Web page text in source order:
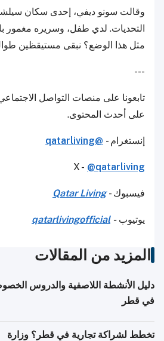
وقالت سونو ديفي، إحدى سكان
التحديات. لدي طفل، وسريره مغمور
مثل هذا الوضع؟ نبقى مستيقظين
---
تابعونا على منصات التواصل
على أحدث المحتوى.
إنستغرام - @qatarliving
X - @qatarliving
فيسبوك -Qatar Living
يوتيوب-
qatarlivingofficial
المزيد من المقالات
دليل الأنشطة اللاصفية والدروس
في قطر
تخطط لشراكة تجارية في قطر؟ وزارة